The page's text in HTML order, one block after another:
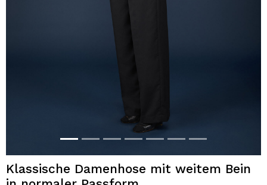
Klassische Damenhose mit weitem Bein